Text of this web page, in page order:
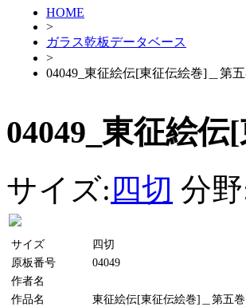
HOME
>
ガラス乾板データベース
>
04049_東征絵伝[東征伝絵巻]＿第
04049_東征絵
サイズ: 四切 分
サイズ
四切
原板番号
04049
作者名
作品名
東征絵伝[東征伝絵巻]＿第五巻